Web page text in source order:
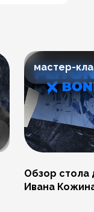
мастер-
Обзор стола
Ивана